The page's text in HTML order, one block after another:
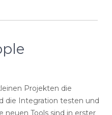
Projekten die
die Integration testen und
neuen Tools sind in erster